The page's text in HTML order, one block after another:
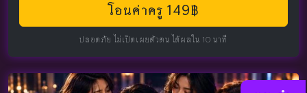
โอนค่าครู 149฿
ปลอดภัย ไม่เปิดเผยตัวตน ได้ผลใน 10 นาที